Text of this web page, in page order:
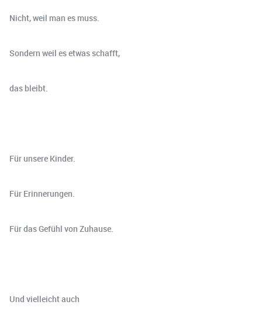
Nicht, weil man es muss.
Sondern weil es etwas schafft,
das bleibt.
Für unsere Kinder.
Für Erinnerungen.
Für das Gefühl von Zuhause.
Und vielleicht auch